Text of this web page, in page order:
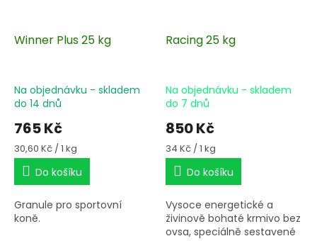
Winner Plus 25 kg
Na objednávku - skladem
do 14 dnů
765 Kč
Měrná
cena:
30,60 Kč / 1 kg
Do košíku
Granule pro sportovní
koně.
Racing 25 kg
Na objednávku - skladem
do 7 dnů
850 Kč
Měrná
cena:
34 Kč / 1 kg
Do košíku
Vysoce energetické a
živinově bohaté krmivo bez
ovsa, speciálně sestavené